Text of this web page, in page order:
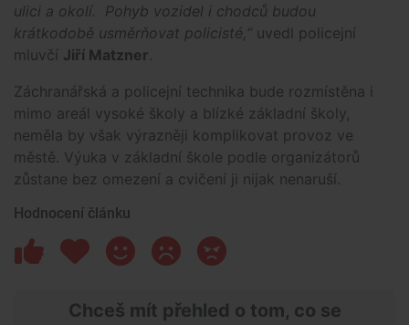
ulici a okolí. Pohyb vozidel i chodců budou
krátkodobě usměrňovat policisté,“ uvedl policejní
mluvčí Jiří Matzner.
Záchranářská a policejní technika bude rozmístěna i
mimo areál vysoké školy a blízké základní školy,
neměla by však výrazněji komplikovat provoz ve
městě. Výuka v základní škole podle organizátorů
zůstane bez omezení a cvičení ji nijak nenaruší.
Hodnocení článku
Chceš mít přehled o tom, co se